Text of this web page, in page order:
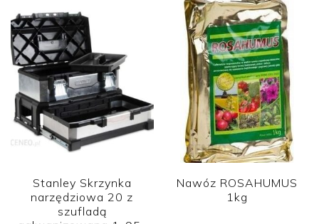
Stanley Skrzynka
narzędziowa 20 z
szufladą
Nawóz ROSAHUMUS
1kg